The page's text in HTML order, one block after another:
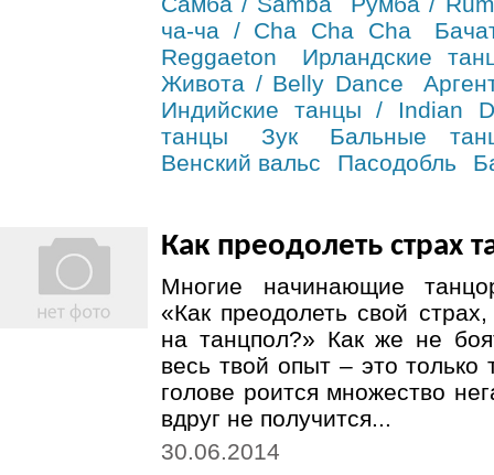
ча-ча / Cha Cha Cha
Reggaeton
Ирландские
Живота / Belly Dance
Индийские танцы / Indian
танцы
Зук
Бальные
Венский вальс
Пасодобль
Как преодолеть страх
Многие начинающие
«Как преодолеть свой
на танцпол?» Как же не
весь твой опыт – это
голове роится множество
вдруг не получится...
30.06.2014